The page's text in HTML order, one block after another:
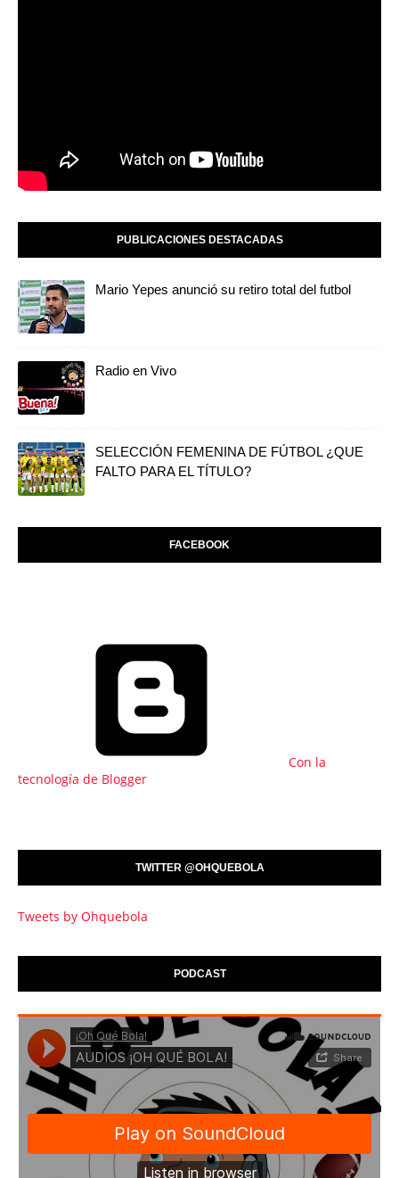
PUBLICACIONES DESTACADAS
Mario Yepes anunció su retiro total del futbol
Radio en Vivo
SELECCIÓN FEMENINA DE FÚTBOL ¿QUE
FALTO PARA EL TÍTULO?
FACEBOOK
Con la
tecnología de Blogger
TWITTER @OHQUEBOLA
Tweets by Ohquebola
PODCAST